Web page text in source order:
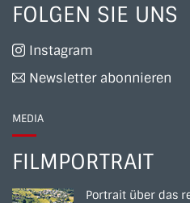
FOLGEN SIE UNS
Instagram
Newsletter abonnieren
MEDIA
FILMPORTRAIT
Portrait über das